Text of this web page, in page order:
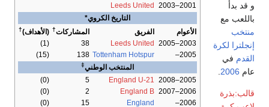
2001–2003
Leeds United
التاريخ الكروي*
الأعوام
الفريق المشاركات† (الأهداف)†
2003–2005
Leeds United
38
(1)
2005–
Tottenham Hotspur
138
(15)
المنتخب الوطني‡
2005–2008
England U-21
5
(0)
2006–2007
England B
2
(0)
2006–
England
15
(0)
و قد بدأ
باللعب مع
منتخب
إنجلترا لكرة
القدم في
عام 2006
قالب:بذرة